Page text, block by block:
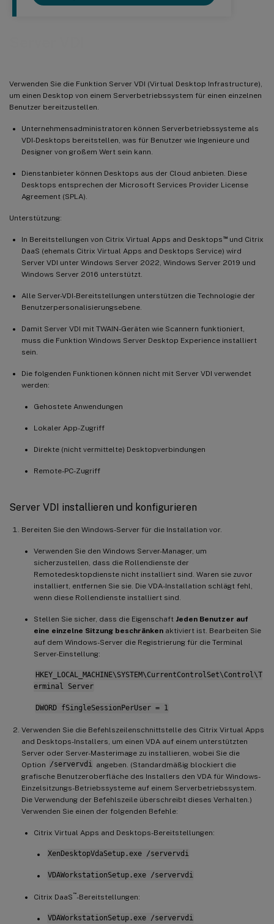
Verwenden Sie die Funktion Server VDI (Virtual Desktop Infrastructure),
um einen Desktop von einem Serverbetriebssystem für einen einzelnen
Benutzer bereitzustellen.
Unternehmensadministratoren können Serverbetriebssysteme als
VDI-Desktops bereitstellen, was für Benutzer wie Ingenieure und
Designer von großem Wert sein kann.
Dienstanbieter können Desktops aus der Cloud anbieten. Diese
Desktops entsprechen der Microsoft Services Provider License
Agreement (SPLA).
Unterstützung:
In Bereitstellungen von Citrix Virtual Apps and Desktops ™und Citrix
DaaS (ehemals Citrix Virtual Apps and Desktops Service) wird
Server VDI unter Windows Server 2022, Windows Server 2019 und
Windows Server 2016 unterstützt.
Alle Server-VDI-Bereitstellungen unterstützen die Technologie der
Benutzerpersonalisierungsebene.
Damit Server VDI mit TWAIN-Geräten wie Scannern funktioniert,
muss die Funktion Windows Server Desktop Experience installiert
sein.
Die folgenden Funktionen können nicht mit Server VDI verwendet
werden:
Gehostete Anwendungen
Lokaler App-Zugriff
Direkte (nicht vermittelte) Desktopverbindungen
Remote-PC-Zugriff
Server VDI installieren und konfigurieren
Bereiten Sie den Windows-Server für die Installation vor.
Verwenden Sie den Windows Server-Manager, um
sicherzustellen, dass die Rollendienste der
Remotedesktopdienste nicht installiert sind. Waren sie zuvor
installiert, entfernen Sie sie. Die VDA-Installation schlägt fehl,
wenn diese Rollendienste installiert sind.
Stellen Sie sicher, dass die Eigenschaft Jeden Benutzer auf
eine einzelne Sitzung beschränken aktiviert ist. Bearbeiten Sie
auf dem Windows-Server die Registrierung für die Terminal
Server-Einstellung:
HKEY_LOCAL_MACHINE\SYSTEM\CurrentControlSet\Control\T
erminal Server
DWORD fSingleSessionPerUser = 1
Verwenden Sie die Befehlszeilenschnittstelle des Citrix Virtual Apps
and Desktops-Installers, um einen VDA auf einem unterstützten
Server oder Server-Masterimage zu installieren, wobei Sie die
Option /servervdi angeben. (Standardmäßig blockiert die
grafische Benutzeroberfläche des Installers den VDA für Windows-
Einzelsitzungs-Betriebssysteme auf einem Serverbetriebssystem.
Die Verwendung der Befehlszeile überschreibt dieses Verhalten.)
Verwenden Sie einen der folgenden Befehle:
Citrix Virtual Apps and Desktops-Bereitstellungen:
XenDesktopVdaSetup.exe /servervdi
VDAWorkstationSetup.exe /servervdi
Citrix DaaS ™-Bereitstellungen:
VDAWorkstationSetup.exe /servervdi